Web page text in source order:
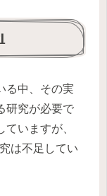
る中、その実
研究が必要で
いますが、
は不足してい